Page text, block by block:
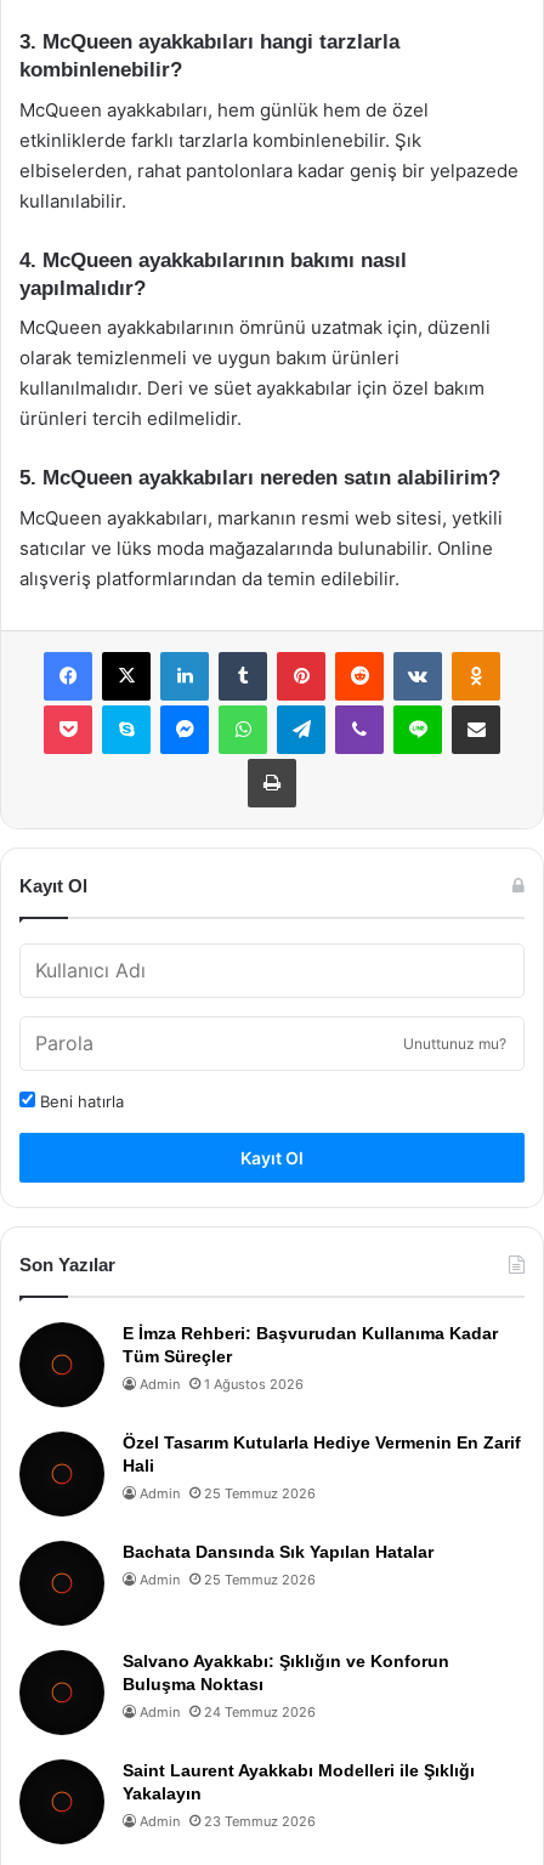
3. McQueen ayakkabıları hangi tarzlarla
kombinlenebilir?
McQueen ayakkabıları, hem günlük hem de özel
etkinliklerde farklı tarzlarla kombinlenebilir. Şık
elbiselerden, rahat pantolonlara kadar geniş bir yelpazede
kullanılabilir.
4. McQueen ayakkabılarının bakımı nasıl
yapılmalıdır?
McQueen ayakkabılarının ömrünü uzatmak için, düzenli
olarak temizlenmeli ve uygun bakım ürünleri
kullanılmalıdır. Deri ve süet ayakkabılar için özel bakım
ürünleri tercih edilmelidir.
5. McQueen ayakkabıları nereden satın alabilirim?
McQueen ayakkabıları, markanın resmi web sitesi, yetkili
satıcılar ve lüks moda mağazalarında bulunabilir. Online
alışveriş platformlarından da temin edilebilir.
Facebook
X LinkedInTumblr PinterestReddit VKontakte
Pocket Skype MessengerWhatsAppTelegramViber Line E-Posta ile
Yazdır
Kayıt Ol
Unuttunuz mu?
Beni hatırla
Kayıt Ol
Son Yazılar
E İmza Rehberi: Başvurudan Kullanıma Kadar
Tüm Süreçler
Admin 1 Ağustos 2026
Özel Tasarım Kutularla Hediye Vermenin En Zarif
Hali
Admin 25 Temmuz 2026
Bachata Dansında Sık Yapılan Hatalar
Admin 25 Temmuz 2026
Salvano Ayakkabı: Şıklığın ve Konforun
Buluşma Noktası
Admin 24 Temmuz 2026
Saint Laurent Ayakkabı Modelleri ile Şıklığı
Yakalayın
Admin 23 Temmuz 2026